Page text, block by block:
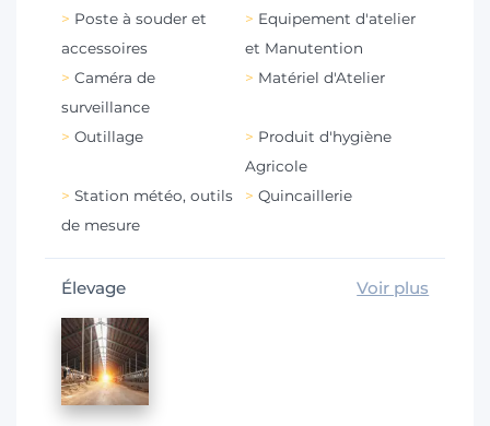
Poste à souder et
accessoires
Equipement d'atelier
et Manutention
Caméra de
surveillance
Matériel d'Atelier
Outillage
Produit d'hygiène
Agricole
Station météo, outils
de mesure
Quincaillerie
Élevage Voir plus